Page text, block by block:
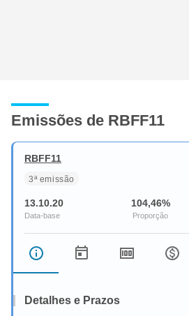
Emissões de RBFF11
RBFF11
3ª emissão
13.10.20 104,46%
Detalhes e Prazos